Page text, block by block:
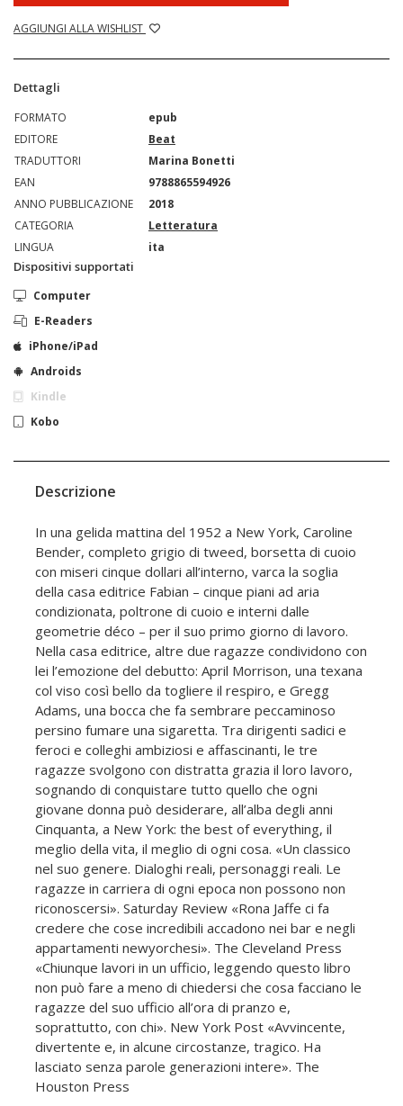
AGGIUNGI ALLA WISHLIST
Dettagli
FORMATO
epub
EDITORE
Beat
TRADUTTORI
Marina Bonetti
EAN
9788865594926
ANNO PUBBLICAZIONE
2018
CATEGORIA
Letteratura
LINGUA
ita
Dispositivi supportati
Computer
E-Readers
iPhone/iPad
Androids
Kindle
Kobo
Descrizione
In una gelida mattina del 1952 a New York, Caroline
Bender, completo grigio di tweed, borsetta di cuoio
con miseri cinque dollari all’interno, varca la soglia
della casa editrice Fabian – cinque piani ad aria
condizionata, poltrone di cuoio e interni dalle
geometrie déco – per il suo primo giorno di lavoro.
Nella casa editrice, altre due ragazze condividono con
lei l’emozione del debutto: April Morrison, una texana
col viso così bello da togliere il respiro, e Gregg
Adams, una bocca che fa sembrare peccaminoso
persino fumare una sigaretta. Tra dirigenti sadici e
feroci e colleghi ambiziosi e affascinanti, le tre
ragazze svolgono con distratta grazia il loro lavoro,
sognando di conquistare tutto quello che ogni
giovane donna può desiderare, all’alba degli anni
Cinquanta, a New York: the best of everything, il
meglio della vita, il meglio di ogni cosa. «Un classico
nel suo genere. Dialoghi reali, personaggi reali. Le
ragazze in carriera di ogni epoca non possono non
riconoscersi». Saturday Review «Rona Jaffe ci fa
credere che cose incredibili accadono nei bar e negli
appartamenti newyorchesi». The Cleveland Press
«Chiunque lavori in un ufficio, leggendo questo libro
non può fare a meno di chiedersi che cosa facciano le
ragazze del suo ufficio all’ora di pranzo e,
soprattutto, con chi». New York Post «Avvincente,
divertente e, in alcune circostanze, tragico. Ha
lasciato senza parole generazioni intere». The
Houston Press